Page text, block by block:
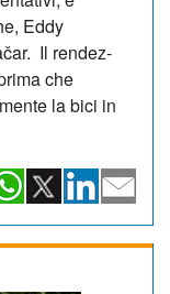
Eddy
Il rendez-
che
la bici in